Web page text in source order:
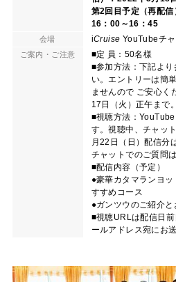
第2回目予定（再配信
16：00～16：45
会場 iCruise YouTubeチ
ご案内・ご注意
■定 員：50名様
■参加方法：下記よ
い。エントリーは簡
ませんので ご安心く
17日（火）正午まで。
■視聴方法：
す。視聴中、チャッ
月22日（日）配信分
チャットでのご質問
■配信内容（予定）
●豪華カタマランヨ
すすめコース
●ガンツウのご紹介
■視聴URLは配信日
ールアドレス宛にお